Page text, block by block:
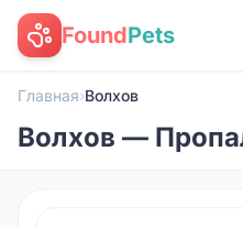
FoundPets
Главная›Волхов
Волхов —